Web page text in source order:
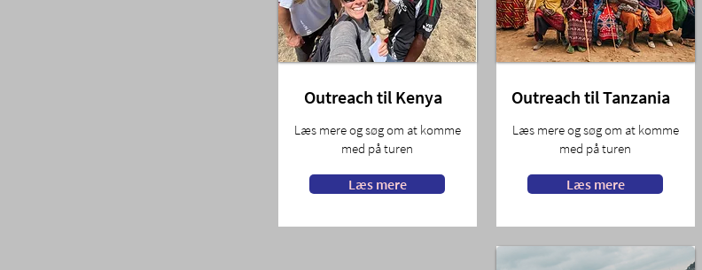
Outreach til Kenya
Læs mere og søg om at komme
med på turen
Læs mere
Outreach til Tanzania
Læs mere og søg om at komme
med på turen
Læs mere